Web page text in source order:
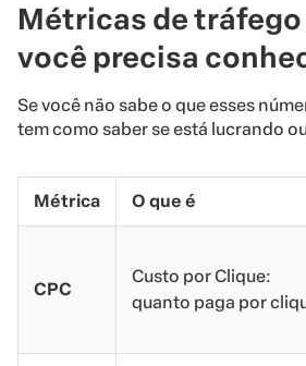
Métricas de tráfego
você precisa
Se você não sabe o que esses
tem como saber se está lucrando
Métrica O que é
CPC
Custo por Clique:
quanto paga por